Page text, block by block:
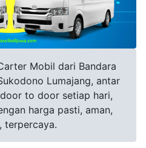
Mobil dari Bandara
Lumajang, antar
to door setiap hari,
harga pasti, aman,
terpercaya.